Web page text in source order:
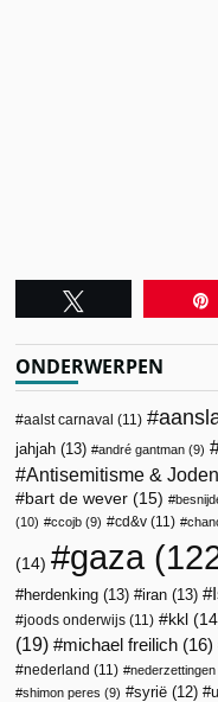
ONDERWERPEN
aalst carnaval (11)
jahjah (13) andré gantman (9)
Antisemitisme &
bart de wever (15)
(10)
ccojb (9) cd&v (11)
(14) gaza
herdenking (13) iran (13)
joods onderwijs (11) kkl
(19)
michael freilich (16)
nederland (11) nederzettingen
shimon peres (9) syrië (12)